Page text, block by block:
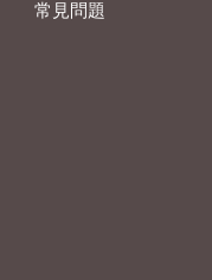
常見問題